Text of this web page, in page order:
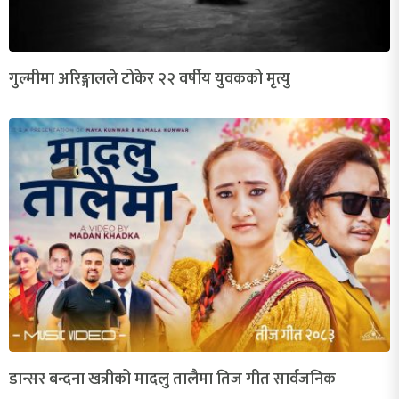
गुल्मीमा अरिङ्गालले टोकेर २२ वर्षीय युवकको मृत्यु
डान्सर बन्दना खत्रीको मादलु तालैमा तिज गीत सार्वजनिक